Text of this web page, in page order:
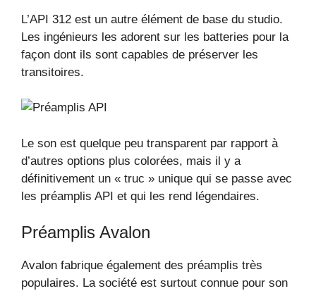
L’API 312 est un autre élément de base du studio.
Les ingénieurs les adorent sur les batteries pour la
façon dont ils sont capables de préserver les
transitoires.
Le son est quelque peu transparent par rapport à
d’autres options plus colorées, mais il y a
définitivement un « truc » unique qui se passe avec
les préamplis API et qui les rend légendaires.
Préamplis Avalon
Avalon fabrique également des préamplis très
populaires. La société est surtout connue pour son